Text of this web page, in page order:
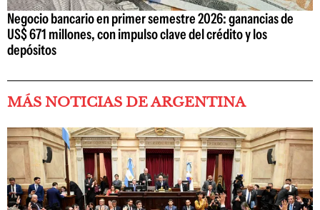
Negocio bancario en primer semestre 2026: ganancias de
US$ 671 millones, con impulso clave del crédito y los
depósitos
MÁS NOTICIAS DE ARGENTINA